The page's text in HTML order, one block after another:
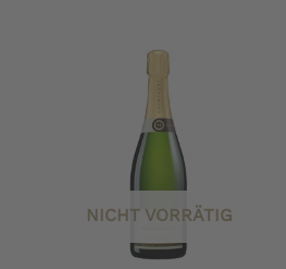
NICHT VORRÄTIG